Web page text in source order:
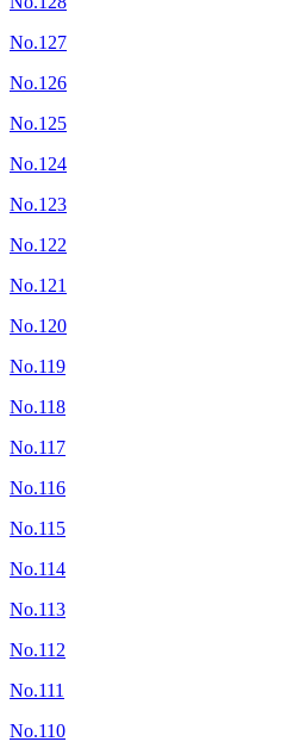
No.127
No.126
No.125
No.124
No.123
No.122
No.121
No.120
No.119
No.118
No.117
No.116
No.115
No.114
No.113
No.112
No.111
No.110